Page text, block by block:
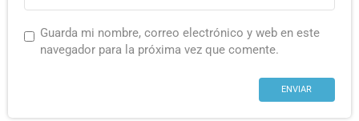
Guarda mi nombre, correo electrónico y web en este
navegador para la próxima vez que comente.